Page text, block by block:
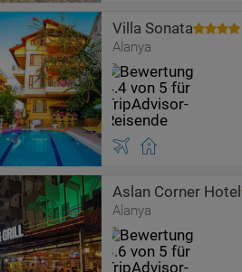
Villa Sonata
Alanya
Aslan Corner Hotel
Alanya